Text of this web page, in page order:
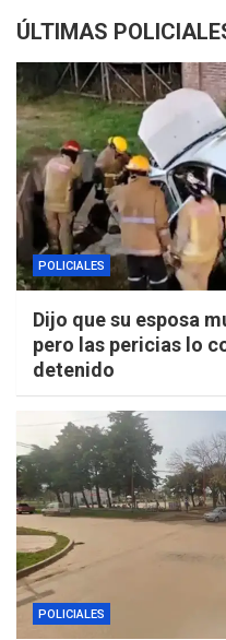
ÚLTIMAS
POLICIALES
Dijo que su esposa
pero las pericias lo
detenido
POLICIALES